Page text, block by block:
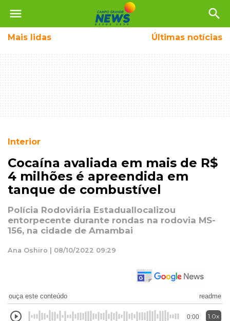
menu search
Mais lidas Últimas notícias
Interior
Cocaína avaliada em mais de R$
4 milhões é apreendida em
tanque de combustível
Polícia Rodoviária Estaduallocalizou
entorpecente durante rondas na rodovia MS-
156, na cidade de Amambai
Ana Oshiro | 08/10/2022 09:29
ouça este conteúdo readme
0:00 1.0x